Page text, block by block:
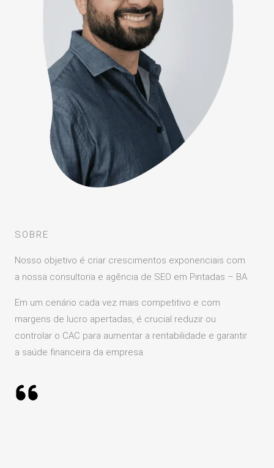
SOBRE
Nosso objetivo é criar crescimentos exponenciais com
a nossa consultoria e agência de SEO em Pintadas – BA
Em um cenário cada vez mais competitivo e com
margens de lucro apertadas, é crucial reduzir ou
controlar o CAC para aumentar a rentabilidade e garantir
a saúde financeira da empresa.